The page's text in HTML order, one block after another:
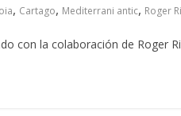
, Cartago, Mediterrani antic, Roger
con la colaboración de Roger